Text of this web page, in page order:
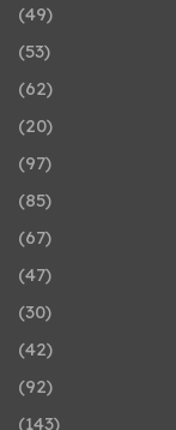
(49)
(53)
(62)
(20)
(97)
(85)
(67)
(47)
(30)
(42)
(92)
(143)